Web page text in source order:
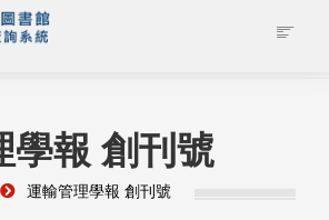
學報 創刊號
運輸管理學報 創刊號